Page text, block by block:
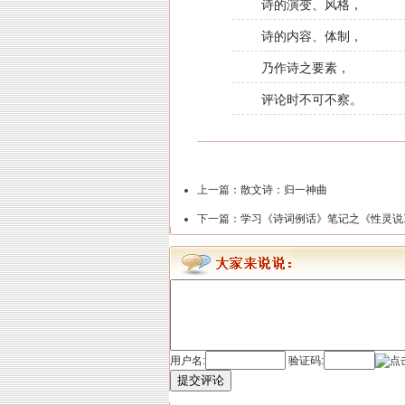
诗的演变、风格，
诗的内容、体制，
乃作诗之要素，
评论时不可不察。
上一篇： 散文诗：归一神曲
下一篇： 学习《诗词例话》笔记之《性灵
用户名: 验证码:
提交评论